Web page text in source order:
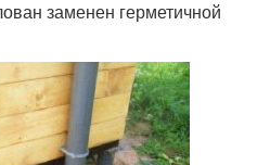
заменен герметичной